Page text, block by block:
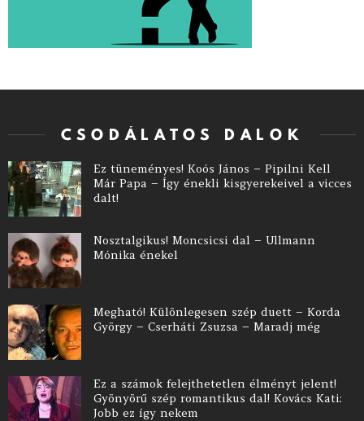
CSODÁLATOS DALOK
Ez tüneményes! Koós János – Pipilni Kell
Már Papa – Így énekli kisgyerekeivel a vicces
dalt!
Nosztalgikus! Moncsicsi dal – Ullmann
Mónika énekel
Megható! Különlegesen szép duett – Korda
György – Cserháti Zsuzsa – Maradj még
Ez a számok felejthetetlen élményt jelent!
Gyönyörű szép romantikus dal! Kovács Kati:
Jobb ez így nekem